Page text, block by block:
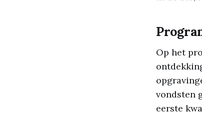
Op het
vondsten
eerste